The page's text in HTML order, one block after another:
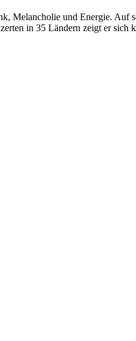
Melancholie und Energie.
in 35 Ländern zeigt er sich